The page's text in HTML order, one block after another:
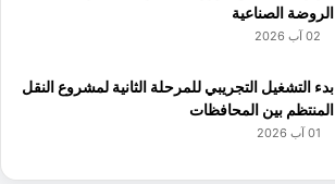
الروضة الصناعية
02 آب 2026
بدء التشغيل التجريبي للمرحلة الثانية لمشروع النقل
المنتظم بين المحافظات
01 آب 2026